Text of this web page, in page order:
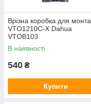
Врізна коробка для
VTO1210C-X Dahua
VTOB103
В наявності
540 ₴
Купити